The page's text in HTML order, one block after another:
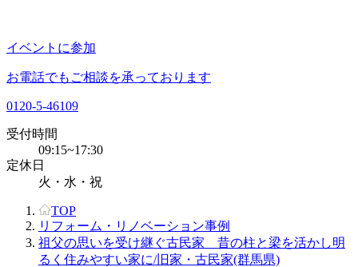
イベントに参加
お電話でもご相談を承っております
0120-5-46109
受付時間
09:15~17:30
定休日
火・水・祝
TOP
リフォーム・リノベーション事例
祖父の思いを受け継ぐ古民家 昔の柱と梁を活かし明
るく住みやすい家に/旧家・古民家(群馬県)